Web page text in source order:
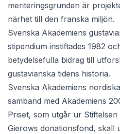
meriteringsgrunden är
närhet till den franska miljön.
Svenska Akademiens
stipendium instiftades 1982
betydelsefulla bidrag till
gustavianska tidens historia.
Svenska Akademiens
samband med Akademiens
Priset, som utgår ur
Gierows donationsfond, skall